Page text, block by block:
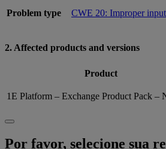
Problem type CWE 20: Improper
2. Affected products and versions
Product
1E Platform – Exchange Product Pack –
Por favor, selecione sua